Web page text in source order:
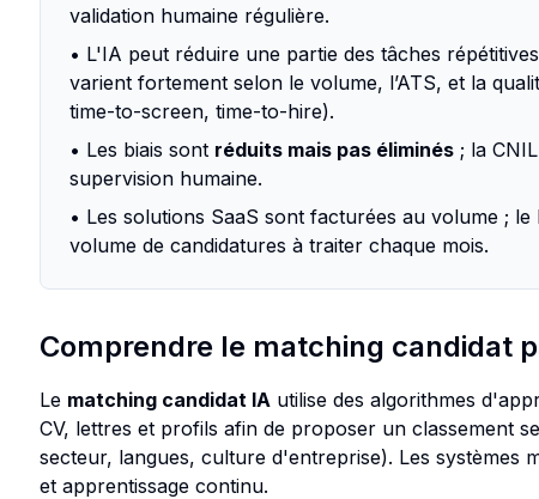
validation humaine régulière.
• L'IA peut réduire une partie des tâches
varient fortement selon le volume, l’ATS, et la
time-to-screen, time-to-hire).
• Les biais sont réduits mais pas éliminés ; la
supervision humaine.
• Les solutions SaaS sont facturées au volume ;
volume de candidatures à traiter chaque mois.
Comprendre le matching candidat
Le matching candidat IA utilise des algorithmes
CV, lettres et profils afin de proposer un classement
secteur, langues, culture d'entreprise). Les systèmes
et apprentissage continu.